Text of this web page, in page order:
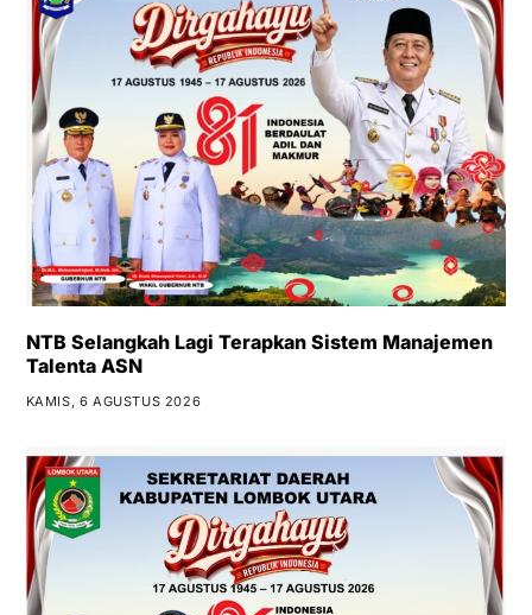
NTB Selangkah Lagi Terapkan Sistem Manajemen
Talenta ASN
KAMIS, 6 AGUSTUS 2026